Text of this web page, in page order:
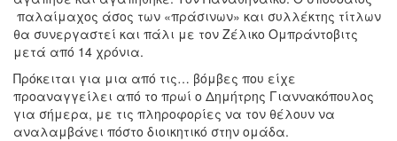
παλαίμαχος άσος των «πράσινων» και συλλέκτης τίτλων
θα συνεργαστεί και πάλι με τον Ζέλικο Ομπράντοβιτς
μετά από 14 χρόνια.
Πρόκειται για μια από τις… βόμβες που είχε
προαναγγείλει από το πρωί ο Δημήτρης Γιαννακόπουλος
για σήμερα, με τις πληροφορίες να τον θέλουν να
αναλαμβάνει πόστο διοικητικό στην ομάδα.